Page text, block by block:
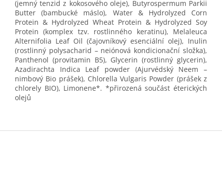
(jemný tenzid z kokosového oleje), Butyrospermum Parkii
Butter (bambucké máslo), Water & Hydrolyzed Corn
Protein & Hydrolyzed Wheat Protein & Hydrolyzed Soy
Protein (komplex tzv. rostlinného keratinu), Melaleuca
Alternifolia Leaf Oil (čajovníkový esenciální olej), Inulin
(rostlinný polysacharid – neiónová kondicionační složka),
Panthenol (provitamin B5), Glycerin (rostlinný glycerin),
Azadirachta Indica Leaf powder (Ajurvédský Neem –
nimbový Bio prášek), Chlorella Vulgaris Powder (prášek z
chlorely BIO), Limonene*. *přirozená součást éterických
olejů
Z